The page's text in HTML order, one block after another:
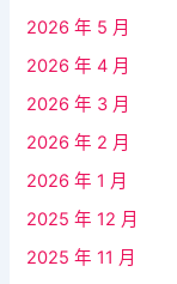
2026 年 5 月
2026 年 4 月
2026 年 3 月
2026 年 2 月
2026 年 1 月
2025 年 12 月
2025 年 11 月